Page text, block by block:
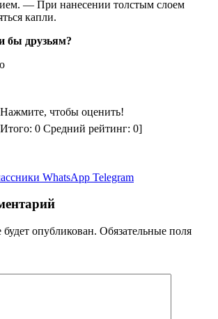
— При нанесении толстым слоем
капли.
бы друзьям?
Нажмите, чтобы оценить!
0Средний рейтинг: 0]
WhatsApp Telegram
опубликован. Обязательные поля